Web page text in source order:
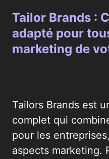
Tailor Brands :
adapté pour
marketing de
Tailors Brands est
complet qui
pour les
aspects marketing.